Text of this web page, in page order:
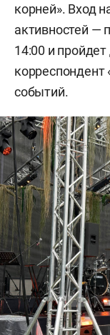
корней». Вход
активностей —
14:00 и
корреспондент
событий.